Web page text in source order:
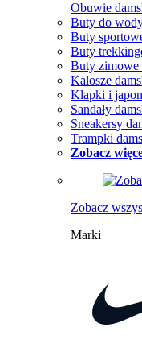
Obuwie
Buty do
Buty
Buty
Buty zimowe
Kalosze
Klapki i
Sandały
Sneakersy
Trampki
Zobacz
Zobacz
Marki